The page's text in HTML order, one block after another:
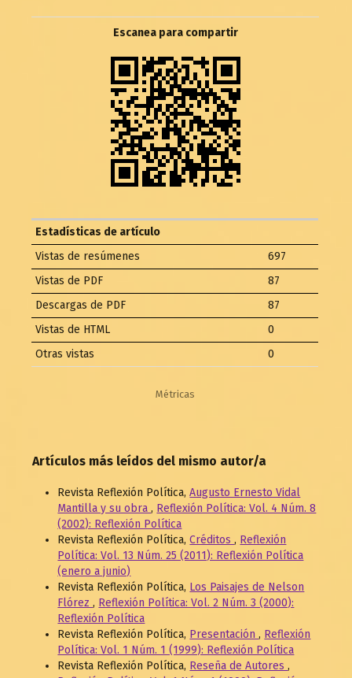
Escanea para compartir
Estadísticas de artículo
Vistas de resúmenes
697
Vistas de PDF
87
Descargas de PDF
87
Vistas de HTML
0
Otras vistas
0
Métricas
Artículos más leídos del mismo autor/a
Revista Reflexión Política,Augusto Ernesto Vidal
Mantilla y su obra, Reflexión Política: Vol. 4 Núm. 8
(2002): Reflexión Política
Revista Reflexión Política,Créditos, Reflexión
Política: Vol. 13 Núm. 25 (2011): Reflexión Política
(enero a junio)
Revista Reflexión Política, Los Paisajes de Nelson
Flórez, Reflexión Política: Vol. 2 Núm. 3 (2000):
Reflexión Política
Revista Reflexión Política, Presentación, Reflexión
Política: Vol. 1 Núm. 1 (1999): Reflexión Política
Revista Reflexión Política, Reseña de Autores,